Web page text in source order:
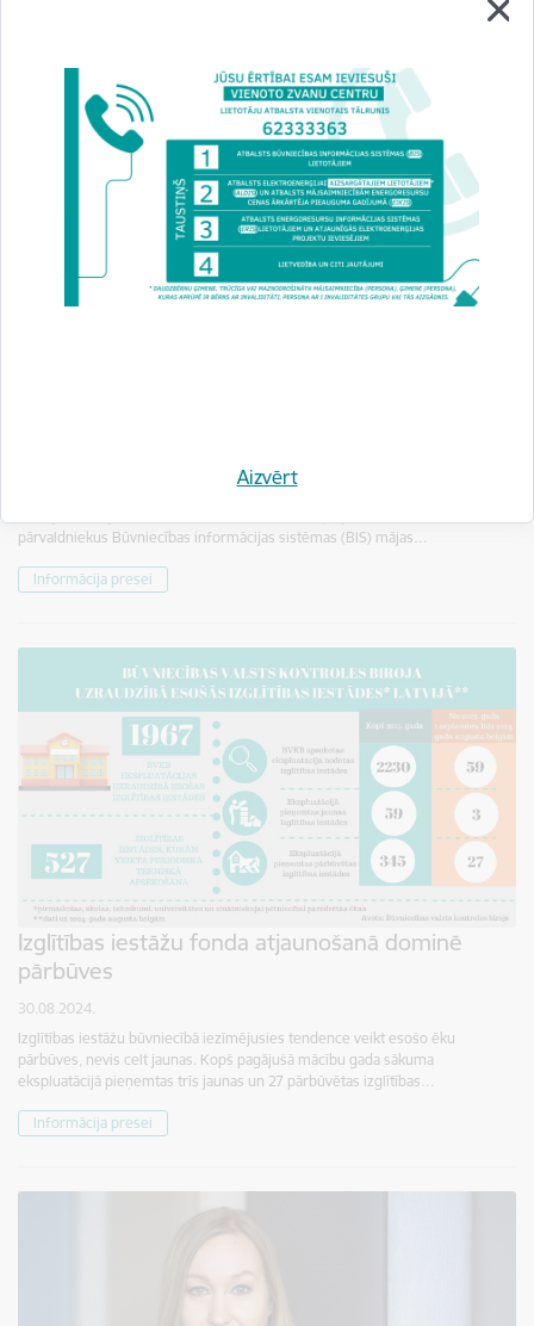
Aizvērt
pārvaldniekus Būvniecības informācijas sistēmas (BIS) mājas…
Informācija presei
Izglītības iestāžu fonda atjaunošanā dominē
pārbūves
30.08.2024.
Izglītības iestāžu būvniecībā iezīmējusies tendence veikt esošo ēku
pārbūves, nevis celt jaunas. Kopš pagājušā mācību gada sākuma
ekspluatācijā pieņemtas trīs jaunas un 27 pārbūvētas izglītības…
Informācija presei